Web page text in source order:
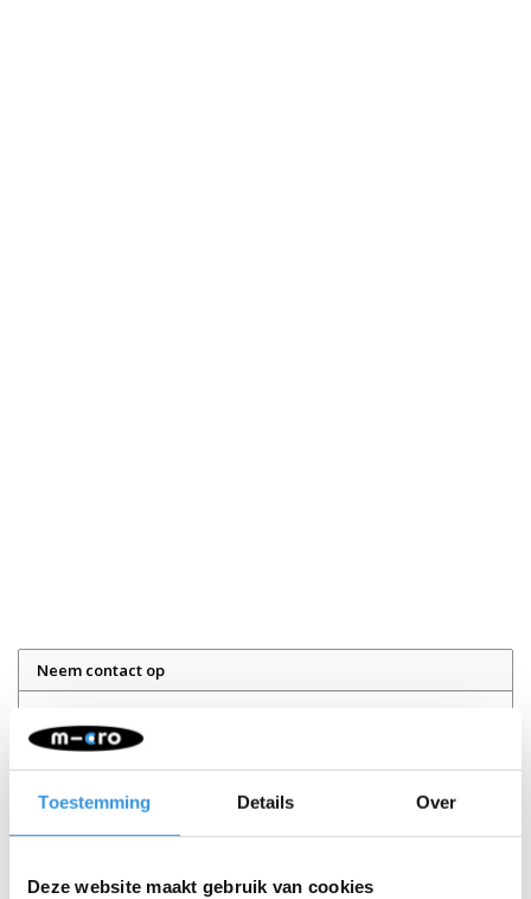
Toestemming Details Over
Deze website maakt gebruik van cookies
Neem contact op
Naam:*
Bedrijf:
E-mail:*